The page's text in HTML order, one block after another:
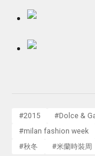
#2015 #Dolce &
#milan fashion week
#秋冬 #米蘭時裝周